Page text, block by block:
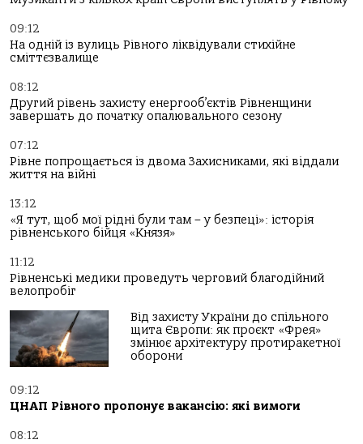
09:12
На одній із вулиць Рівного ліквідували стихійне
сміттєзвалище
08:12
Другий рівень захисту енергооб’єктів Рівненщини
завершать до початку опалювального сезону
07:12
Рівне попрощається із двома Захисниками, які віддали
життя на війні
13:12
«Я тут, щоб мої рідні були там – у безпеці»: історія
рівненського бійця «Князя»
11:12
Рівненські медики проведуть черговий благодійний
велопробіг
Від захисту України до спільного
щита Європи: як проєкт «Фрея»
змінює архітектуру протиракетної
оборони
09:12
ЦНАП Рівного пропонує вакансію: які вимоги
08:12